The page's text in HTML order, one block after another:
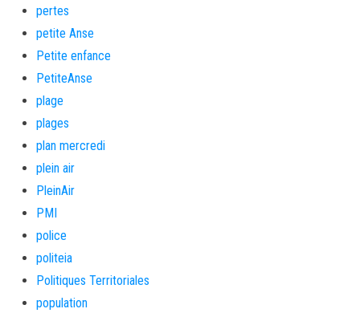
pertes
petite Anse
Petite enfance
PetiteAnse
plage
plages
plan mercredi
plein air
PleinAir
PMI
police
politeia
Politiques Territoriales
population